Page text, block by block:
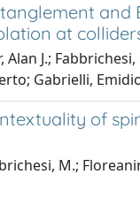
and
at
Alan J.;
Gabrielli,
of
M.;